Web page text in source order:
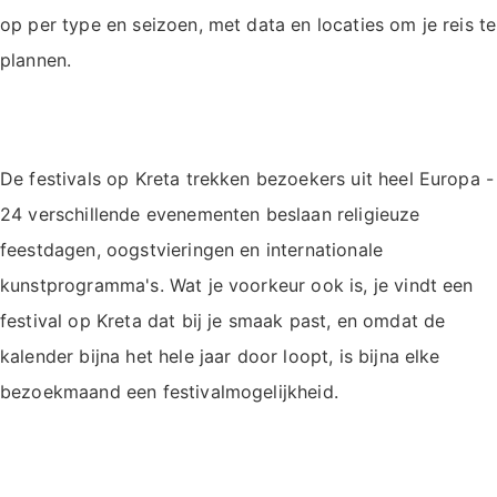
op per type en seizoen, met data en locaties om je reis te
plannen.
De festivals op Kreta trekken bezoekers uit heel Europa -
24 verschillende evenementen beslaan religieuze
feestdagen, oogstvieringen en internationale
kunstprogramma's. Wat je voorkeur ook is, je vindt een
festival op Kreta dat bij je smaak past, en omdat de
kalender bijna het hele jaar door loopt, is bijna elke
bezoekmaand een festivalmogelijkheid.